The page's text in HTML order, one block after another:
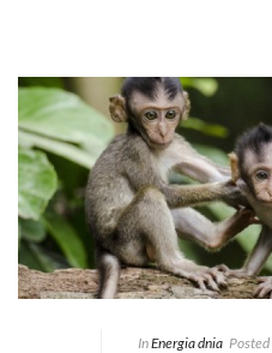
InEnergia dnia Posted